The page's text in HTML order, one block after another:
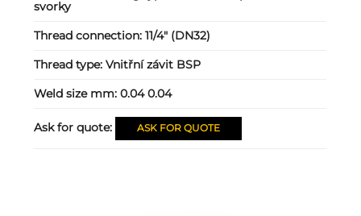
svorky
Thread connection:11/4" (DN32)
Thread type:Vnitřní závit BSP
Weld size mm:0.04 0.04
Ask for quote: ASK FOR QUOTE